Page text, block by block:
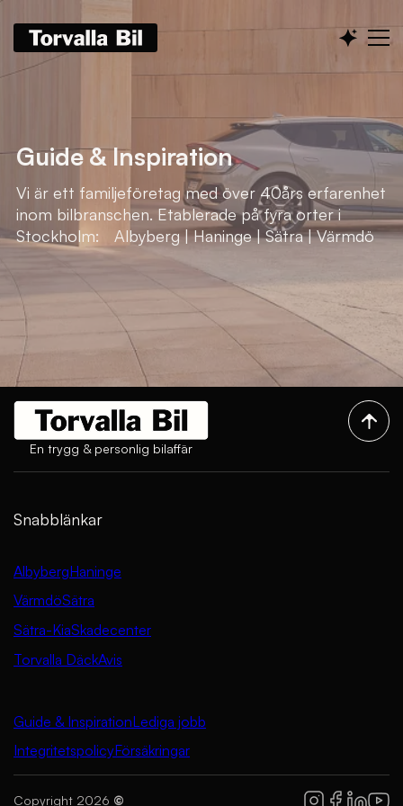
Guide & Inspiration
Vi är ett familjeföretag med över 40års erfarenhet
inom bilbranschen. Etablerade på fyra orter i
Stockholm: Albyberg | Haninge | Sätra | Värmdö
En trygg & personlig bilaffär
Snabblänkar
AlbybergHaninge
VärmdöSätra
Sätra-KiaSkadecenter
Torvalla DäckAvis
Guide & InspirationLediga jobb
IntegritetspolicyFörsäkringar
Copyright 2026 ©